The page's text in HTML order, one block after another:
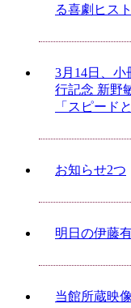
る喜劇ヒス
3月14日、小
行記念 新野
「スピード
お知らせ2つ
明日の伊藤
当館所蔵映